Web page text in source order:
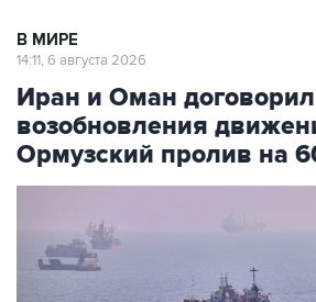
В МИРЕ
14:11, 6 августа 2026
Иран и Оман
возобновления
Ормузский пролив на